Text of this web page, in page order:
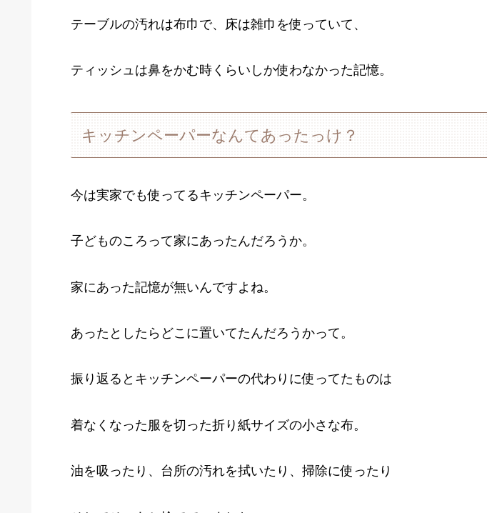
テーブルの汚れは布巾で、床は雑巾を使っていて、
ティッシュは鼻をかむ時くらいしか使わなかった記憶。
キッチンペーパーなんてあったっけ？
今は実家でも使ってるキッチンペーパー。
子どものころって家にあったんだろうか。
家にあった記憶が無いんですよね。
あったとしたらどこに置いてたんだろうかって。
振り返るとキッチンペーパーの代わりに使ってたものは
着なくなった服を切った折り紙サイズの小さな布。
油を吸ったり、台所の汚れを拭いたり、掃除に使ったり